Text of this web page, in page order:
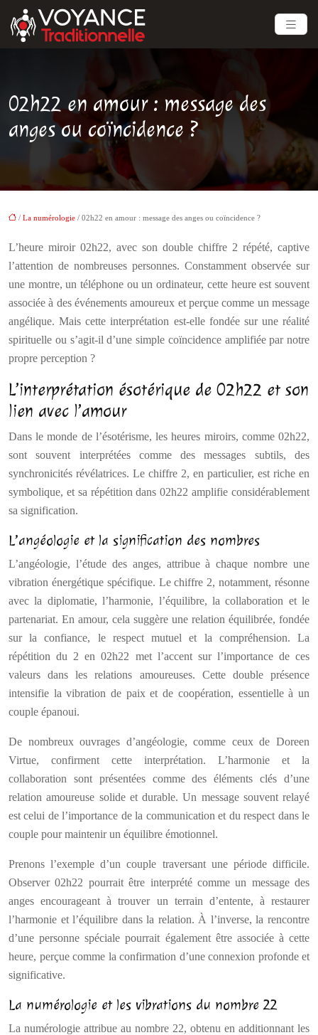
02h22 en amour : message des
anges ou coïncidence ?
/ La numérologie / 02h22 en amour : message des anges ou coïncidence ?
L’heure miroir 02h22, avec son double chiffre 2 répété, captive
l’attention de nombreuses personnes. Constamment observée sur
une montre, un téléphone ou un ordinateur, cette heure est souvent
associée à des événements amoureux et perçue comme un message
angélique. Mais cette interprétation est-elle fondée sur une réalité
spirituelle ou s’agit-il d’une simple coïncidence amplifiée par notre
propre perception ?
L’interprétation ésotérique de 02h22 et son
lien avec l’amour
Dans le monde de l’ésotérisme, les heures miroirs, comme 02h22,
sont souvent interprétées comme des messages subtils, des
synchronicités révélatrices. Le chiffre 2, en particulier, est riche en
symbolique, et sa répétition dans 02h22 amplifie considérablement
sa signification.
L’angéologie et la signification des nombres
L’angéologie, l’étude des anges, attribue à chaque nombre une
vibration énergétique spécifique. Le chiffre 2, notamment, résonne
avec la diplomatie, l’harmonie, l’équilibre, la collaboration et le
partenariat. En amour, cela suggère une relation équilibrée, fondée
sur la confiance, le respect mutuel et la compréhension. La
répétition du 2 en 02h22 met l’accent sur l’importance de ces
valeurs dans les relations amoureuses. Cette double présence
intensifie la vibration de paix et de coopération, essentielle à un
couple épanoui.
De nombreux ouvrages d’angéologie, comme ceux de Doreen
Virtue, confirment cette interprétation. L’harmonie et la
collaboration sont présentées comme des éléments clés d’une
relation amoureuse solide et durable. Un message souvent relayé
est celui de l’importance de la communication et du respect dans le
couple pour maintenir un équilibre émotionnel.
Prenons l’exemple d’un couple traversant une période difficile.
Observer 02h22 pourrait être interprété comme un message des
anges encourageant à trouver un terrain d’entente, à restaurer
l’harmonie et l’équilibre dans la relation. À l’inverse, la rencontre
d’une personne spéciale pourrait également être associée à cette
heure, perçue comme la confirmation d’une connexion profonde et
significative.
La numérologie et les vibrations du nombre 22
La numérologie attribue au nombre 22, obtenu en additionnant les